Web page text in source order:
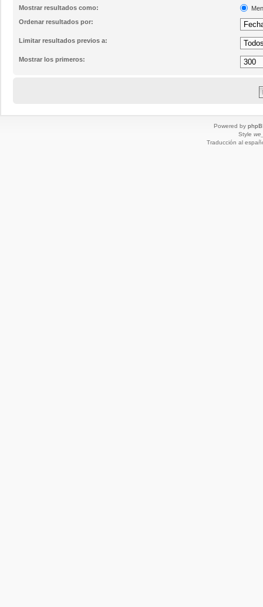
Mostrar resultados como:
Ordenar resultados por:
Limitar resultados previos a:
Mostrar los primeros:
Powered by
Style
Traducción al